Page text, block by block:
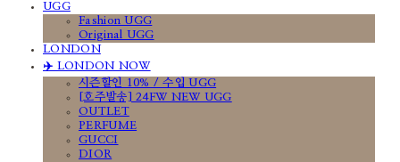
UGG
Fashion UGG
Original UGG
LONDON
✈️ LONDON NOW
시즌할인 10% / 수입 UGG
[호주발송] 24FW NEW UGG
OUTLET
PERFUME
GUCCI
DIOR